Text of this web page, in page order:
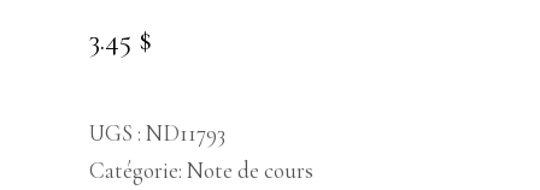
3.45 $
UGS : ND11793
Catégorie: Note de cours